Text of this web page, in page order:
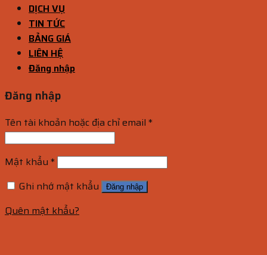
DỊCH VỤ
TIN TỨC
BẢNG GIÁ
LIÊN HỆ
Đăng nhập
Đăng nhập
Tên tài khoản hoặc địa chỉ email *
Mật khẩu *
Ghi nhớ mật khẩu
Đăng nhập
Quên mật khẩu?